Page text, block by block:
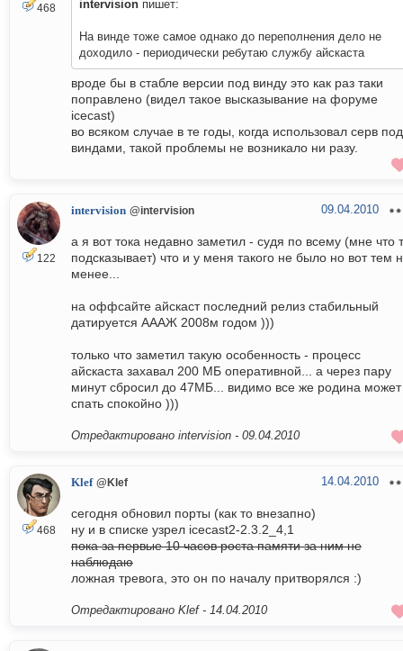
468 intervision пишет:
На винде тоже самое однако до переполнения дело не
доходило - периодически ребутаю службу айскаста
вроде бы в стабле версии под винду это как раз таки
поправлено (видел такое высказывание на форуме
icecast)
во всяком случае в те годы, когда использовал серв под
виндами, такой проблемы не возникало ни разу.
122
intervision @intervision 09.04.2010
а я вот тока недавно заметил - судя по всему (мне что
подсказывает) что и у меня такого не было но вот тем
менее...
на оффсайте айскаст последний релиз стабильный
датируется АААЖ 2008м годом )))
только что заметил такую особенность - процесс
айскаста захавал 200 МБ оперативной... а через пару
минут сбросил до 47МБ... видимо все же родина может
спать спокойно )))
Отредактировано intervision - 09.04.2010
468
Klef @Klef 14.04.2010
сегодня обновил порты (как то внезапно)
ну и в списке узрел icecast2-2.3.2_4,1
пока за первые 10 часов роста памяти за ним не
наблюдаю
ложная тревога, это он по началу притворялся :)
Отредактировано Klef - 14.04.2010